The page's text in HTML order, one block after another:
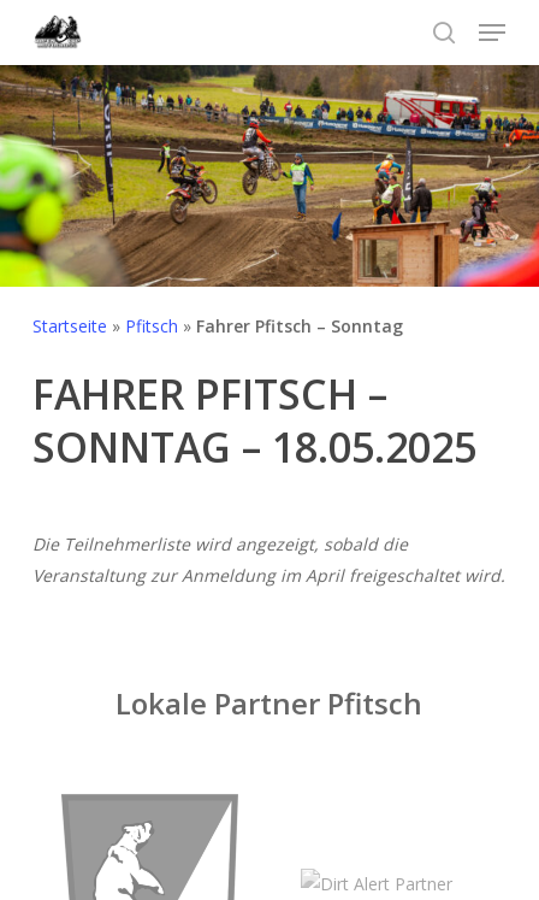
main
content
Menu
Startseite » Pfitsch » Fahrer Pfitsch – Sonntag
FAHRER PFITSCH –
SONNTAG – 18.05.2025
Die Teilnehmerliste wird angezeigt, sobald die
Veranstaltung zur Anmeldung im April freigeschaltet wird.
Lokale Partner Pfitsch
Menü